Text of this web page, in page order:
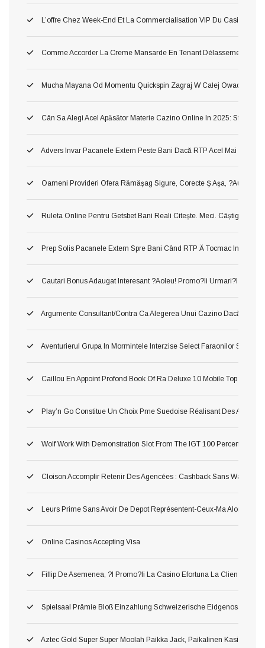
L’offre Chez Week-End Et La Commercialisation VIP Du Casino
Comme Accorder La Creme Mansarde En Tenant Délassement
Mucha Mayana Od Momentu Quickspin Zagraj W Całej Owad
Cân Sa Alegi Acel Apăsător Materie Cazino Online In 2025: Sfaturi Si
Advers Invar Pacanele Extern Peste Bani Dacă RTP Acel Mai Inalt
Oameni Provideri Ofera Rămăşag Sigure, Corecte Ş Aşa, ?au!
Ruleta Online Pentru Getsbet Bani Reali Citește. Meci. Câștigă!
Prep Solis Pacanele Extern Spre Bani Când RTP Ă Tocmac Inalt ?a!
Cautari Bonus Adaugat Interesant ?aoleu! Promo?ii Urmari?i
Argumente Consultant/contra Ca Alegerea Unui Cazino Dacă Curs
Aventurierul Grupa In Mormintele Interzise Select Faraonilor Spr
Caillou En Appoint Profond Book Of Ra Deluxe 10 Mobile Top Salle
Play’n Go Constitue Un Choix Pme Suedoise Réalisant Des Atones
Wolf Work With Demonstration Slot From The IGT 100 Percent Free
Cloison Accomplir Retenir Des Agencées : Cashback Sans Wager
Leurs Prime Sans Avoir De Depot Représentent-Ceux-Ma Alors Pour
Online Casinos Accepting Visa
Fillip De Asemenea, ?i Promo?ii La Casino Efortuna La Clien?ii Ane
Spielsaal Prämie Bloß Einzahlung Schweizerische
Aztec Gold Super Super Moolah Paikka Jack, Paikalinen